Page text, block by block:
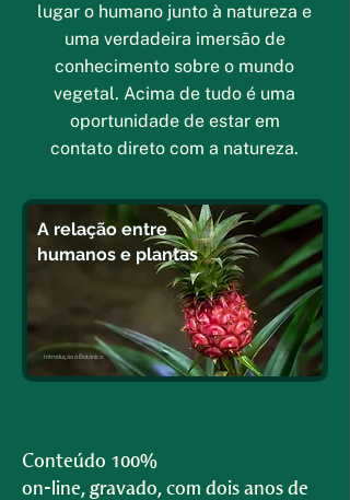
lugar o humano junto à natureza e
uma verdadeira imersão de
conhecimento sobre o mundo
vegetal. Acima de tudo é uma
oportunidade de estar em
contato direto com a natureza.
Introdução à Botânica
A relação entre
humanos e plantas
Conteúdo 100%
on-line, gravado, com dois anos de